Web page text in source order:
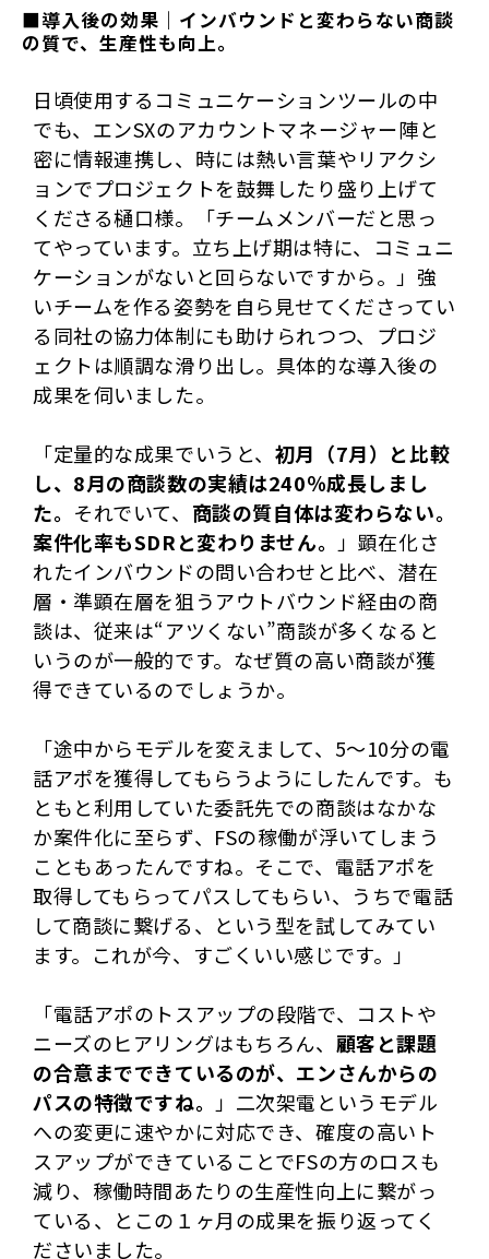
■導入後の効果｜インバウンドと変わらない商談
の質で、生産性も向上。
日頃使用するコミュニケーションツールの中
でも、エンSXのアカウントマネージャー陣と
密に情報連携し、時には熱い言葉やリアクシ
ョンでプロジェクトを鼓舞したり盛り上げて
くださる樋口様。「チームメンバーだと思っ
てやっています。立ち上げ期は特に、コミュニ
ケーションがないと回らないですから。」強
いチームを作る姿勢を自ら見せてくださってい
る同社の協力体制にも助けられつつ、プロジ
ェクトは順調な滑り出し。具体的な導入後の
成果を伺いました。
「定量的な成果でいうと、 初月（7月）と比較
し、8月の商談数の実績は240％成長しまし
た。 それでいて、 商談の質自体は変わらない。
案件化率もSDRと変わりません。
」顕在化さ
れたインバウンドの問い合わせと比べ、潜在
層・準顕在層を狙うアウトバウンド経由の商
談は、従来は“アツくない”商談が多くなると
いうのが一般的です。なぜ質の高い商談が獲
得できているのでしょうか。
「途中からモデルを変えまして、5～10分の電
話アポを獲得してもらうようにしたんです。も
ともと利用していた委託先での商談はなかな
か案件化に至らず、FSの稼働が浮いてしまう
こともあったんですね。そこで、電話アポを
取得してもらってパスしてもらい、うちで電話
して商談に繋げる、という型を試してみてい
ます。これが今、すごくいい感じです。」
「電話アポのトスアップの段階で、コストや
ニーズのヒアリングはもちろん、 顧客と課題
の合意までできているのが、エンさんからの
パスの特徴ですね。
」二次架電というモデル
への変更に速やかに対応でき、確度の高いト
スアップができていることでFSの方のロスも
減り、稼働時間あたりの生産性向上に繋がっ
ている、とこの１ヶ月の成果を振り返ってく
ださいました。